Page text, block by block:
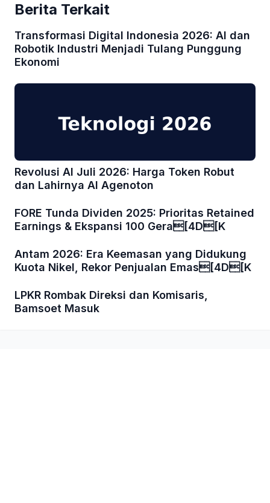
Berita Terkait
Transformasi Digital Indonesia 2026: AI dan
Robotik Industri Menjadi Tulang Punggung
Ekonomi
Revolusi AI Juli 2026: Harga Token Robut
dan Lahirnya AI Agenoton
FORE Tunda Dividen 2025: Prioritas Retained
Earnings & Ekspansi 100 Gera[4D[K
Antam 2026: Era Keemasan yang Didukung
Kuota Nikel, Rekor Penjualan Emas[4D[K
LPKR Rombak Direksi dan Komisaris,
Bamsoet Masuk